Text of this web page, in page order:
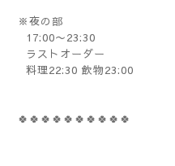
※夜の部
17:00〜23:30
ラストオーダー
料理22:30 飲物23:00
🍀🍀🍀🍀🍀🍀🍀🍀🍀🍀